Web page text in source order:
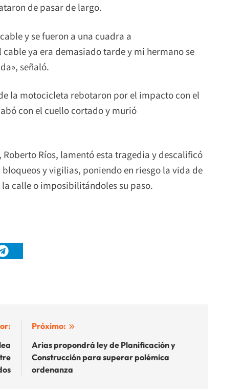
de pasar de largo.
y se fueron a una cuadra a
ya era demasiado tarde y mi hermano se
señaló.
la motocicleta rebotaron por el impacto con el
con el cuello cortado y murió
Ríos, lamentó esta tragedia y descalificó
y vigilias, poniendo en riesgo la vida de
calle o imposibilitándoles su paso.
Próximo:
Arias propondrá ley de Planificación y
Construcción para superar polémica
ordenanza